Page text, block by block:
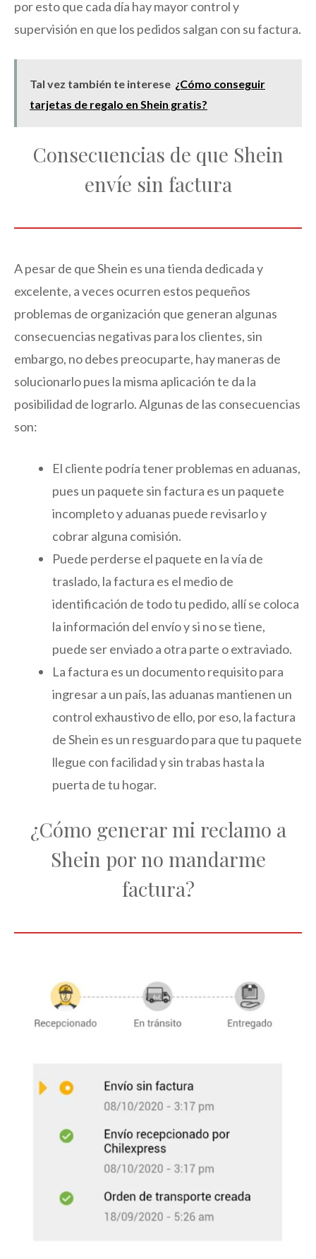
por esto que cada día hay mayor control y
supervisión en que los pedidos salgan con su factura.
Tal vez también te interese ¿Cómo conseguir
tarjetas de regalo en Shein gratis?
Consecuencias de que Shein
envíe sin factura
A pesar de que Shein es una tienda dedicada y
excelente, a veces ocurren estos pequeños
problemas de organización que generan algunas
consecuencias negativas para los clientes, sin
embargo, no debes preocuparte, hay maneras de
solucionarlo pues la misma aplicación te da la
posibilidad de lograrlo. Algunas de las consecuencias
son:
El cliente podría tener problemas en aduanas,
pues un paquete sin factura es un paquete
incompleto y aduanas puede revisarlo y
cobrar alguna comisión.
Puede perderse el paquete en la vía de
traslado, la factura es el medio de
identificación de todo tu pedido, allí se coloca
la información del envío y si no se tiene,
puede ser enviado a otra parte o extraviado.
La factura es un documento requisito para
ingresar a un país, las aduanas mantienen un
control exhaustivo de ello, por eso, la factura
de Shein es un resguardo para que tu paquete
llegue con facilidad y sin trabas hasta la
puerta de tu hogar.
¿Cómo generar mi reclamo a
Shein por no mandarme
factura?